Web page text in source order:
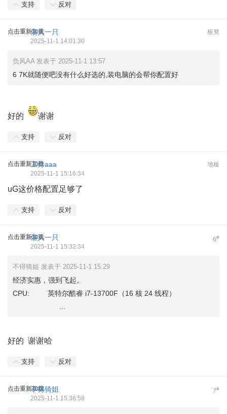
支持 反对
点击重新加载 板凳
俗人一只
2025-11-1 14:01:30
负风AA 发表于 2025-11-1 13:57
6 7K就随便吧没有什么好选的,装电脑的会帮你配置好
好的 谢谢
支持 反对
点击重新加载 地板
工件aaa
2025-11-1 15:16:34
uG这价格配置足够了
支持 反对
点击重新加载 6#
俗人一只
2025-11-1 15:32:34
不得骑姐 发表于 2025-11-1 15:29
经济实惠，强到飞起。
CPU: 英特尔酷睿 i7-13700F（16 核 24 线程）
好的 谢谢哈
支持 反对
点击重新加载 7#
不得骑姐
2025-11-1 15:36:58